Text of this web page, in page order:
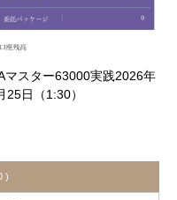
マスター63000実践2026年
25日（1:30）
)